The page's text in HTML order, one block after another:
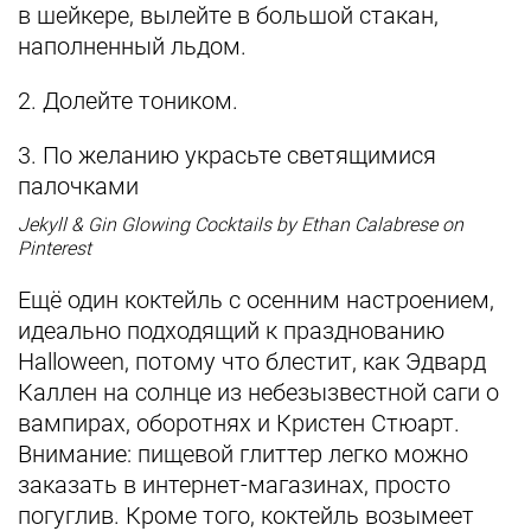
в шейкере, вылейте в большой стакан,
наполненный льдом.
2. Долейте тоником.
3. По желанию украсьте светящимися
палочками
Jekyll & Gin Glowing Cocktails by Ethan Calabrese on
Pinterest
Ещё один коктейль с осенним настроением,
идеально подходящий к празднованию
Halloween, потому что блестит, как Эдвард
Каллен на солнце из небезызвестной саги о
вампирах, оборотнях и Кристен Стюарт.
Внимание: пищевой глиттер легко можно
заказать в интернет-магазинах, просто
погуглив. Кроме того, коктейль возымеет